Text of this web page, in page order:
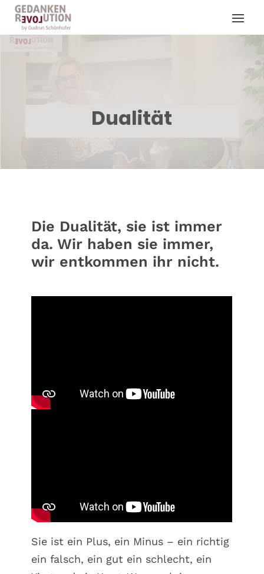
Dualität
Die Dualität, sie ist immer
da. Wir haben sie immer,
wir entkommen ihr nicht.
Sie ist ein Plus, ein Minus – ein richtig
ein falsch, ein gut ein schlecht, ein